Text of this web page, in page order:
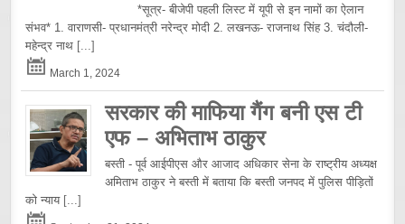
*सूत्र- बीजेपी पहली लिस्ट में यूपी से इन नामों का ऐलान
संभव* 1. वाराणसी- प्रधानमंत्री नरेन्द्र मोदी 2. लखनऊ- राजनाथ सिंह 3. चंदौली-
महेन्द्र नाथ [...]
March 1, 2024
सरकार की माफिया गैंग बनी एस टी
एफ – अभिताभ ठाकुर
बस्ती - पूर्व आईपीएस और आजाद अधिकार सेना के राष्ट्रीय अध्यक्ष
अमिताभ ठाकुर ने बस्ती में बताया कि बस्ती जनपद में पुलिस पीड़ितों
को न्याय [...]